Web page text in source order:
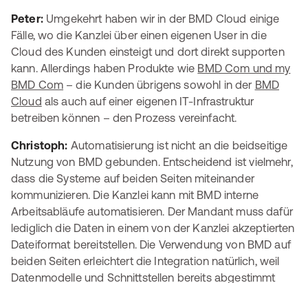
Peter: Umgekehrt haben wir in der BMD Cloud einige
Fälle, wo die Kanzlei über einen eigenen User in die
Cloud des Kunden einsteigt und dort direkt supporten
kann. Allerdings haben Produkte wie BMD Com und my
BMD Com – die Kunden übrigens sowohl in der BMD
Cloud als auch auf einer eigenen IT-Infrastruktur
betreiben können – den Prozess vereinfacht.
Christoph: Automatisierung ist nicht an die beidseitige
Nutzung von BMD gebunden. Entscheidend ist vielmehr,
dass die Systeme auf beiden Seiten miteinander
kommunizieren. Die Kanzlei kann mit BMD interne
Arbeitsabläufe automatisieren. Der Mandant muss dafür
lediglich die Daten in einem von der Kanzlei akzeptierten
Dateiformat bereitstellen. Die Verwendung von BMD auf
beiden Seiten erleichtert die Integration natürlich, weil
Datenmodelle und Schnittstellen bereits abgestimmt